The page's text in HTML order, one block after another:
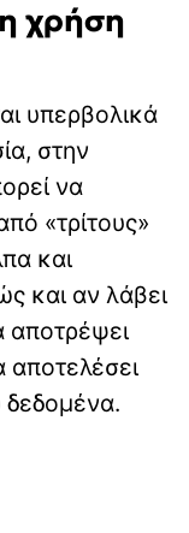
χρήση
υπερβολικά
στην
να
«τρίτους»
και
και αν λάβει
αποτρέψει
αποτελέσει
δεδομένα.